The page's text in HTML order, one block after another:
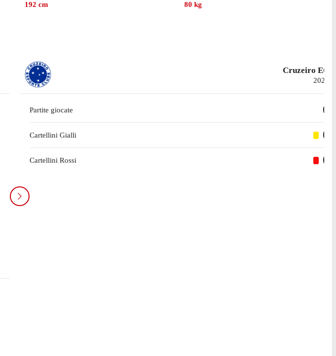
192 cm 80 kg
Cruzeiro EC
2024
Partite giocate 0
Cartellini Gialli 0
Cartellini Rossi 0